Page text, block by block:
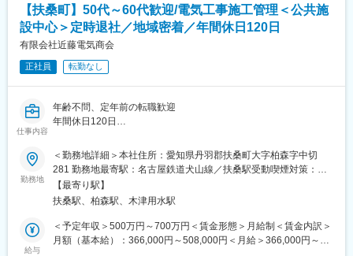
名古屋市周辺がほとんどです
【出張・夜間作業】
泊まりを伴う出張はなく、稀に東海３県の案件がありますが、日
帰りで帰ってこられます。また、夜間作業もありません
【担当現場数】
【顧客】
地元の工務店やサブコンからの発注がほとんどです。長くお付き
合いのある企業様が多く、当社は設計協力から携わることができ
るため、ご評価を頂きながら安定した受注を頂いています。
住宅と公共施設が半々で、公共施設は福祉施設 児童施設等の施
工に関わっています。空調や電気のメンテナンスや、店舗設備の
工事、省エネ関係の工事も承っています。
【エリア】
名古屋市周辺がほとんどです。
泊まりを伴う出張や夜間作業は一切ありません
【工期】
短くて1か月、長いものだと半年程のものもありますが常駐は致し
ません
～2件を担当いただきます
【扶桑町】50代～60代歓迎/電気工事施工管理＜公共施
設中心＞定時退社／地域密着／年間休日120日
有限会社近藤電気商会
正社員 転勤なし
仕事内容
年齢不問、定年前の転職歓迎
年間休日120日
転勤出張一切なし！地場で安定して働ける企業
■当社について
地元で70年続く電気工事会社で、地元に貢献するため頑張る会社
です。地元の多くの企業様・官公庁と長年積み上げた信頼と実績
があり、一般住宅から町の児童施設工場まで、電気工事としても
太陽光発電にも関わり様々な内容に対応致します。今後は都市開
勤務地
＜勤務地詳細＞本社住所：愛知県丹羽郡扶桑町大字柏森字中切
281 勤務地最寄駅：名古屋鉄道犬山線／扶桑駅受動喫煙対策：敷
地内喫煙可能場所あり
【最寄り駅】
扶桑駅、柏森駅、木津用水駅
給与
＜予定年収＞500万円～700万円＜賃金形態＞月給制＜賃金内訳＞
月額（基本給）：366,000円～508,000円＜月給＞366,000円～